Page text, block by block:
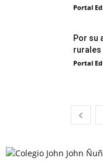
Portal
Por su
rurales
Portal